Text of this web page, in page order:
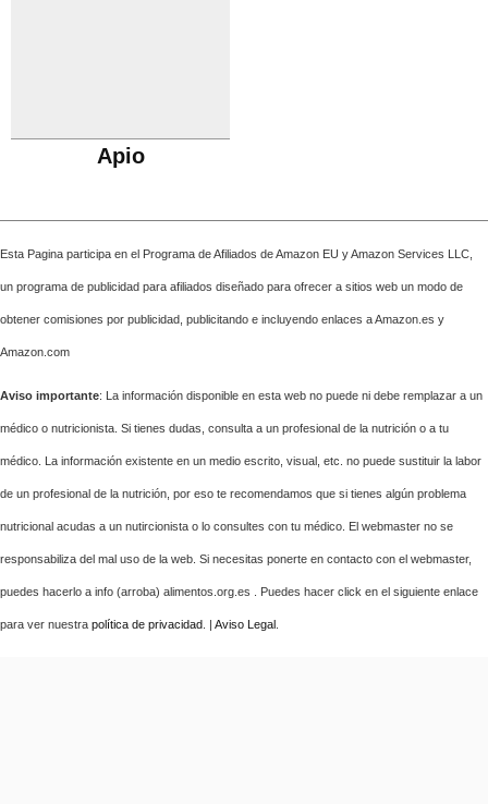
Apio
Esta Pagina participa en el Programa de Afiliados de Amazon EU y Amazon Services LLC,
un programa de publicidad para afiliados diseñado para ofrecer a sitios web un modo de
obtener comisiones por publicidad, publicitando e incluyendo enlaces a Amazon.es y
Amazon.com
Aviso importante: La información disponible en esta web no puede ni debe remplazar a un
médico o nutricionista. Si tienes dudas, consulta a un profesional de la nutrición o a tu
médico. La información existente en un medio escrito, visual, etc. no puede sustituir la labor
de un profesional de la nutrición, por eso te recomendamos que si tienes algún problema
nutricional acudas a un nutircionista o lo consultes con tu médico. El webmaster no se
responsabiliza del mal uso de la web. Si necesitas ponerte en contacto con el webmaster,
puedes hacerlo a info (arroba) alimentos.org.es . Puedes hacer click en el siguiente enlace
para ver nuestra política de privacidad . | Aviso Legal